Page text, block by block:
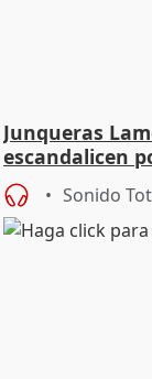
Junqueras
escandalicen
Sonido